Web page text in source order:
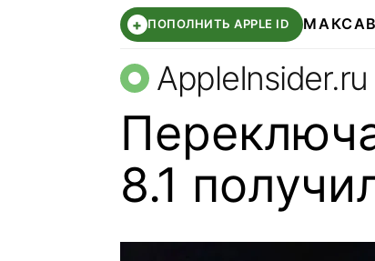
+ ПОПОЛНИТЬ APPLE ID МАКС
AppleInsider.ru
8.1